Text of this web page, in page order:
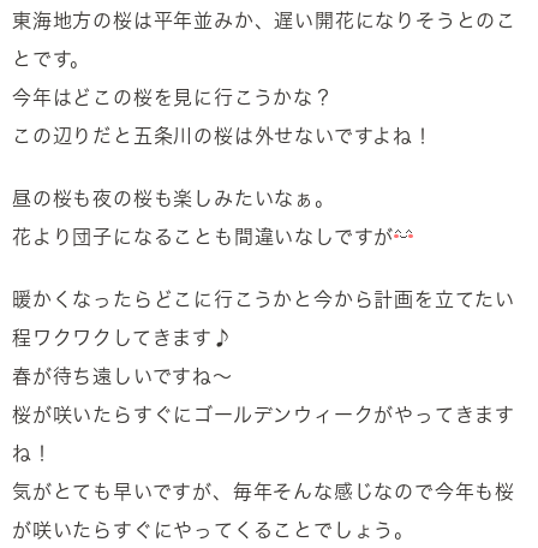
東海地方の桜は平年並みか、遅い開花になりそうとのこ
とです。
今年はどこの桜を見に行こうかな？
この辺りだと五条川の桜は外せないですよね！
昼の桜も夜の桜も楽しみたいなぁ。
花より団子になることも間違いなしですが
暖かくなったらどこに行こうかと今から計画を立てたい
程ワクワクしてきます♪
春が待ち遠しいですね～
桜が咲いたらすぐにゴールデンウィークがやってきます
ね！
気がとても早いですが、毎年そんな感じなので今年も桜
が咲いたらすぐにやってくることでしょう。